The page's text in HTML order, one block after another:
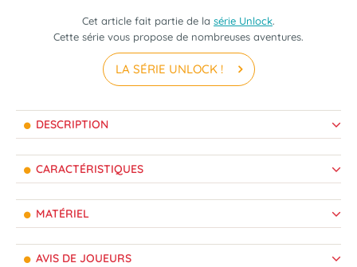
Cet article fait partie de la série Unlock.
Cette série vous propose de nombreuses aventures.
LA SÉRIE UNLOCK !
DESCRIPTION
CARACTÉRISTIQUES
MATÉRIEL
AVIS DE JOUEURS